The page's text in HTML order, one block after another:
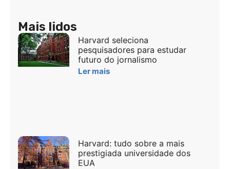
Mais lidos
Harvard seleciona
pesquisadores para estudar
futuro do jornalismo
Ler mais
Harvard: tudo sobre a mais
prestigiada universidade dos
EUA